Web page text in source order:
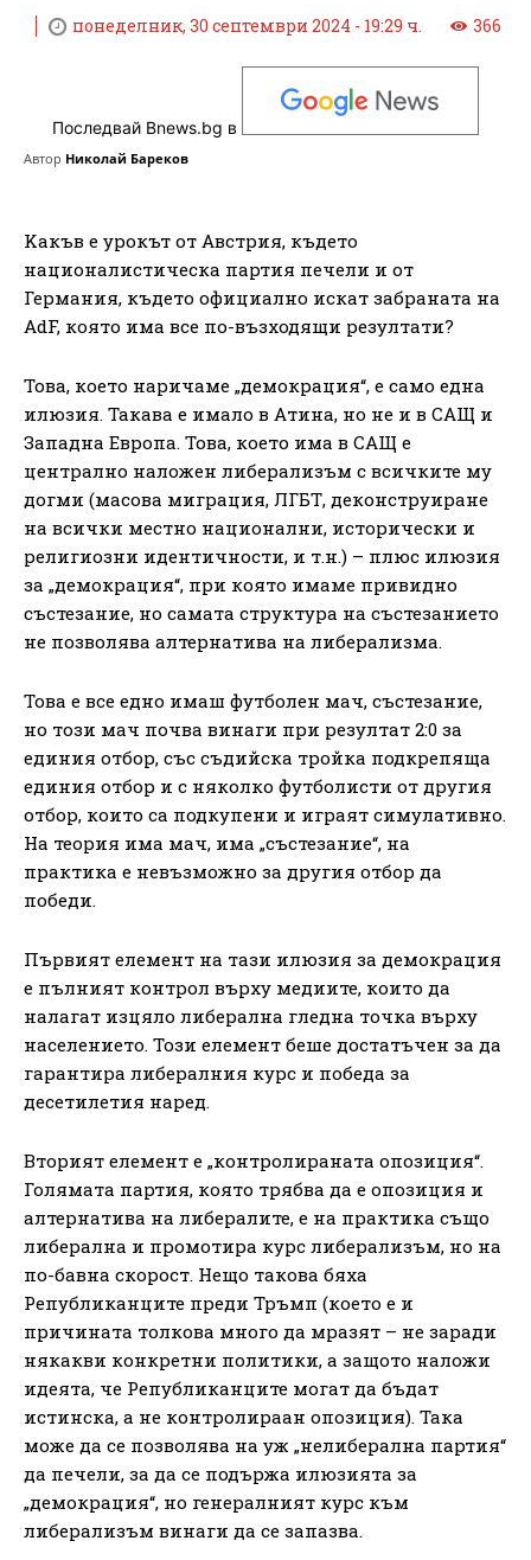
понеделник, 30 септември 2024 - 19:29 ч. 366
Последвай Bnews.bg в
Автор Николай Бареков
Kaкъв е урокът от Австрия, където
националистическа партия печели и от
Германия, където официално искат забраната на
AdF, която има все по-възходящи резултати?
Това, което наричаме „демокрация“, е само една
илюзия. Такава е имало в Атина, но не и в САЩ и
Западна Европа. Това, което има в САЩ е
централно наложен либерализъм с всичките му
догми (масова миграция, ЛГБТ, деконструиране
на всички местно национални, исторически и
религиозни идентичности, и т.н.) – плюс илюзия
за „демокрация“, при която имаме привидно
състезание, но самата структура на състезанието
не позволява алтернатива на либерализма.
Това е все едно имаш футболен мач, състезание,
но този мач почва винаги при резултат 2:0 за
единия отбор, със съдийска тройка подкрепяща
единия отбор и с няколко футболисти от другия
отбор, които са подкупени и играят симулативно.
На теория има мач, има „състезание“, на
практика е невъзможно за другия отбор да
победи.
Първият елемент на тази илюзия за демокрация
е пълният контрол върху медиите, които да
налагат изцяло либерална гледна точка върху
населението. Този елемент беше достатъчен за да
гарантира либералния курс и победа за
десетилетия наред.
Вторият елемент е „контролираната опозиция“.
Голямата партия, която трябва да е опозиция и
алтернатива на либералите, е на практика също
либерална и промотира курс либерализъм, но на
по-бавна скорост. Нещо такова бяха
Републиканците преди Тръмп (което е и
причината толкова много да мразят – не заради
някакви конкретни политики, а защото наложи
идеята, че Републиканците могат да бъдат
истинска, а не контролираан опозиция). Така
може да се позволява на уж „нелиберална партия“
да печели, за да се подържа илюзията за
„демокрация“, но генералният курс към
либерализъм винаги да се запазва.